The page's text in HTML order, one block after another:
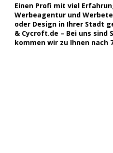
Einen Profi mit viel
Werbeagentur und
oder Design in Ihrer Stadt
& Cycroft.de – Bei uns sind
kommen wir zu Ihnen nach